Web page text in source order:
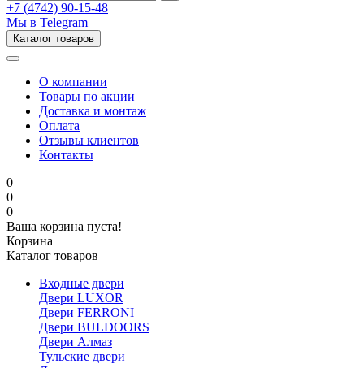
+7 (4742) 90-15-48
Мы в Telegram
Каталог товаров
О компании
Товары по акции
Доставка и монтаж
Оплата
Отзывы клиентов
Контакты
0
0
0
Ваша корзина пуста!
Корзина
Каталог товаров
Входные двери
Двери LUXOR
Двери FERRONI
Двери BULDOORS
Двери Алмаз
Тульские двери